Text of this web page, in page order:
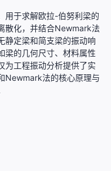
用于求解欧拉-伯努利梁的
散化，并结合Newmark法
静定梁和简支梁的振动响
梁的几何尺寸、材料属性
为工程振动分析提供了实
Newmark法的核心原理与